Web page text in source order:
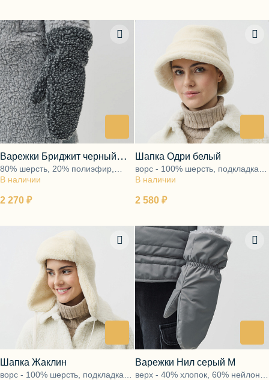
2 270 ₽
В наличии
Варежки Бриджит черный
меланж
80% шерсть, 20% полиэфир,
подкладка - 100% хлопок
2 580 ₽
В наличии
Шапка Одри белый
ворс - 100% шерсть, подкладка -
100% хлопок
Шапка Жаклин
ворс - 100% шерсть, подкладка -
Варежки Нил серый М
верх - 40% хлопок, 60% нейлон,